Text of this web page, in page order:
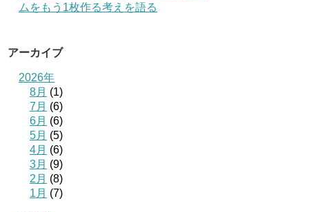
ムをもう1枚作る考えを語る
アーカイブ
2026年
8月 (1)
7月 (6)
6月 (6)
5月 (5)
4月 (6)
3月 (9)
2月 (8)
1月 (7)